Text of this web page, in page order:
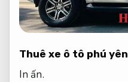
Thuê xe ô tô phú yên
In ấn.